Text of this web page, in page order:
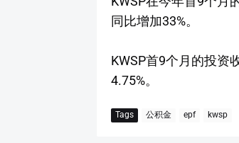
同比增加33%。
KWSP首9个月的投资
4.75%。
Tags 公积金 epf kwsp